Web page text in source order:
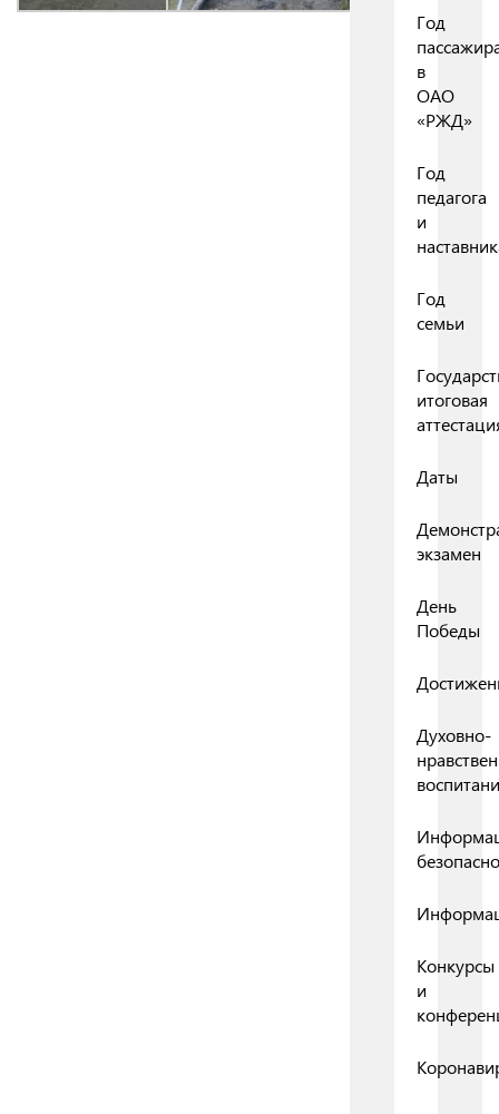
Год
в
ОАО
«РЖД»
Год
педагога
и
Год
семьи
итоговая
Даты
экзамен
День
Победы
Духовно-
Конкурсы
и